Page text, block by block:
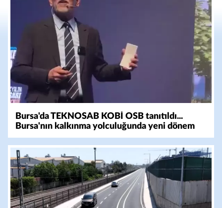
Bursa'da TEKNOSAB KOBİ OSB tanıtıldı...
Bursa'nın kalkınma yolculuğunda yeni dönem